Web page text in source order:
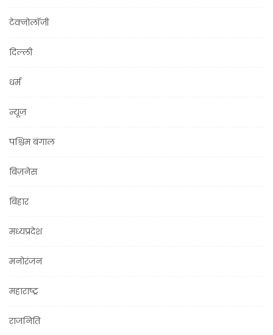
टेक्नोलॉजी
दिल्ली
धर्म
न्यूज़
पश्चिम बंगाल
बिज़नेस
बिहार
मध्यप्रदेश
मनोरंजन
महाराष्ट्र
राजनिति